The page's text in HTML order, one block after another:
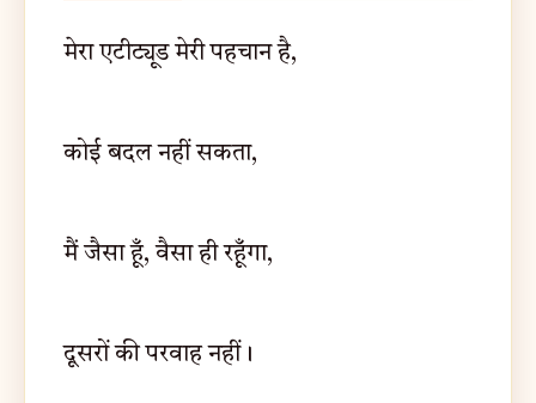
मेरा एटीट्यूड मेरी पहचान है,
कोई बदल नहीं सकता,
मैं जैसा हूँ, वैसा ही रहूँगा,
दूसरों की परवाह नहीं।